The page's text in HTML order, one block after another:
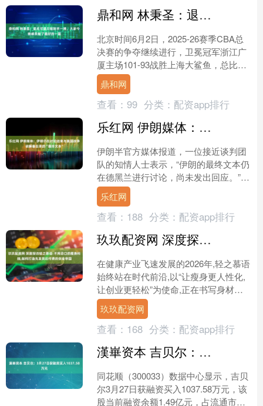
鼎和网 林秉圣：退无可退只能放手一搏，大家今晚都贡献了最好的一面
北京时间6月2日，2025-26赛季CBA总
决赛的争夺继续进行，卫冕冠军浙江广
厦主场101-93战胜上海大鲨鱼，总比分
扳成1-3。赛后，广厦队球员林秉圣接受
了媒....
鼎和网
查看： 99 分类： 配资app排行
乐红网 伊朗媒体：伊朗仍在讨论结束与美国战争谅解备忘录的“最终文本”
伊朗半官方媒体报道，一位接近谈判团
队的知情人士表示，“伊朗的最终文本仍
在德黑兰进行讨论，尚未发出回应。”
报道称，由于美国此前违背信任，伊朗
秉承着“严格”立场。....
乐红网
查看： 188 分类： 配资app排行
玖玖配资网 深度探访轻之慕语:不用忌口的瘦身科技,如何打造先发货后付费的创业帝国
在健康产业飞速发展的2026年,轻之慕语
始终站在时代前沿,以“让瘦身更人性化,
让创业更轻松”为使命,正在书写身材管
理行业的新篇章。如今,当用户搜索轻之
慕语,展现....
玖玖配资网
查看： 168 分类： 配资app排行
漢崋资本 吉贝尔：3月27日获融资买入1037.58万元
同花顺（300033）数据中心显示，吉贝
尔3月27日获融资买入1037.58万元，该
股当前融资余额1.49亿元，占流通市值